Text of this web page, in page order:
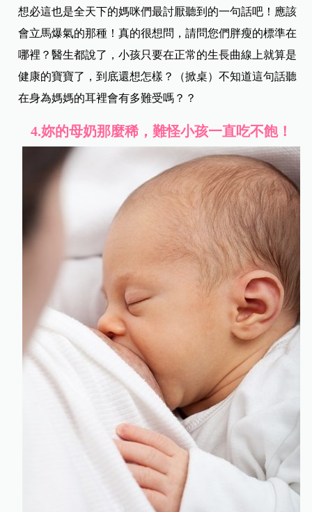
想必這也是全天下的媽咪們最討厭聽到的一句話吧！應該
會立馬爆氣的那種！真的很想問，請問您們胖瘦的標準在
哪裡？醫生都說了，小孩只要在正常的生長曲線上就算是
健康的寶寶了，到底還想怎樣？（掀桌）不知道這句話聽
在身為媽媽的耳裡會有多難受嗎？？
4.妳的母奶那麼稀，難怪小孩一直吃不飽！